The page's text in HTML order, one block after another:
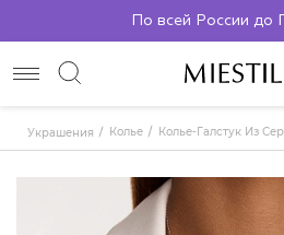
По всей России
Украшения Колье Колье-Галстук Из